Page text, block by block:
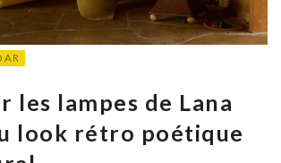
les lampes de Lana
look rétro poétique